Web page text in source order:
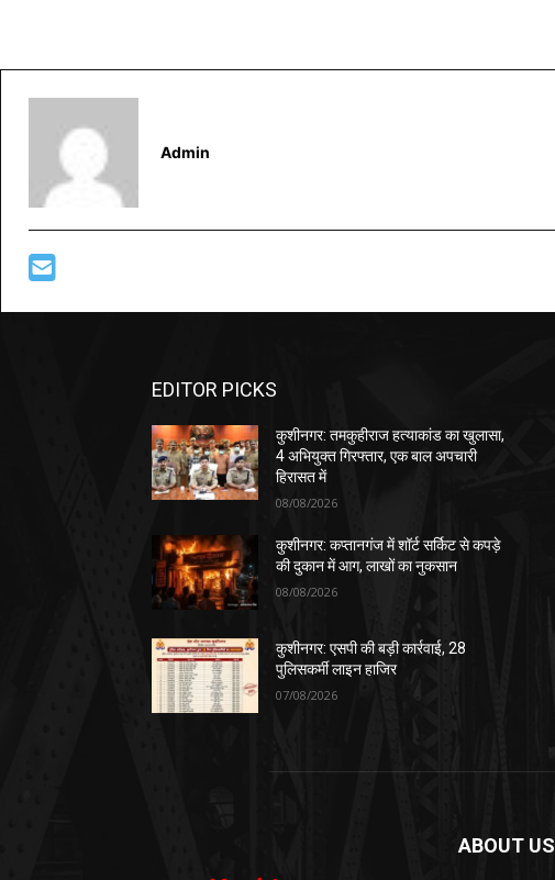
Admin
EDITOR PICKS
कुशीनगर: तमकुहीराज हत्याकांड का खुलासा,
4 अभियुक्त गिरफ्तार, एक बाल अपचारी
हिरासत में
08/08/2026
कुशीनगर: कप्तानगंज में शॉर्ट सर्किट से कपड़े
की दुकान में आग, लाखों का नुकसान
08/08/2026
कुशीनगर: एसपी की बड़ी कार्रवाई, 28
पुलिसकर्मी लाइन हाजिर
07/08/2026
ABOUT US